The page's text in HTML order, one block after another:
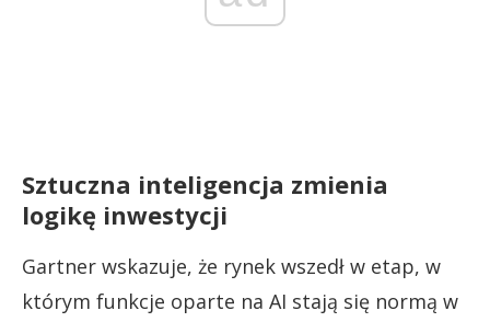
Sztuczna inteligencja zmienia
logikę inwestycji
Gartner wskazuje, że rynek wszedł w etap, w
którym funkcje oparte na AI stają się normą w